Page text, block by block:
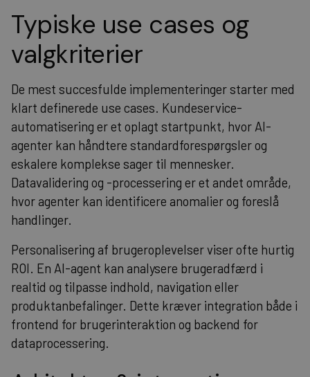
Typiske use cases og
valgkriterier
De mest succesfulde implementeringer starter med
klart definerede use cases. Kundeservice-
automatisering er et oplagt startpunkt, hvor AI-
agenter kan håndtere standardforespørgsler og
eskalere komplekse sager til mennesker.
Datavalidering og -processering er et andet område,
hvor agenter kan identificere anomalier og foreslå
handlinger.
Personalisering af brugeroplevelser viser ofte hurtig
ROI. En AI-agent kan analysere brugeradfærd i
realtid og tilpasse indhold, navigation eller
produktanbefalinger. Dette kræver integration både i
frontend for brugerinteraktion og backend for
dataprocessering.